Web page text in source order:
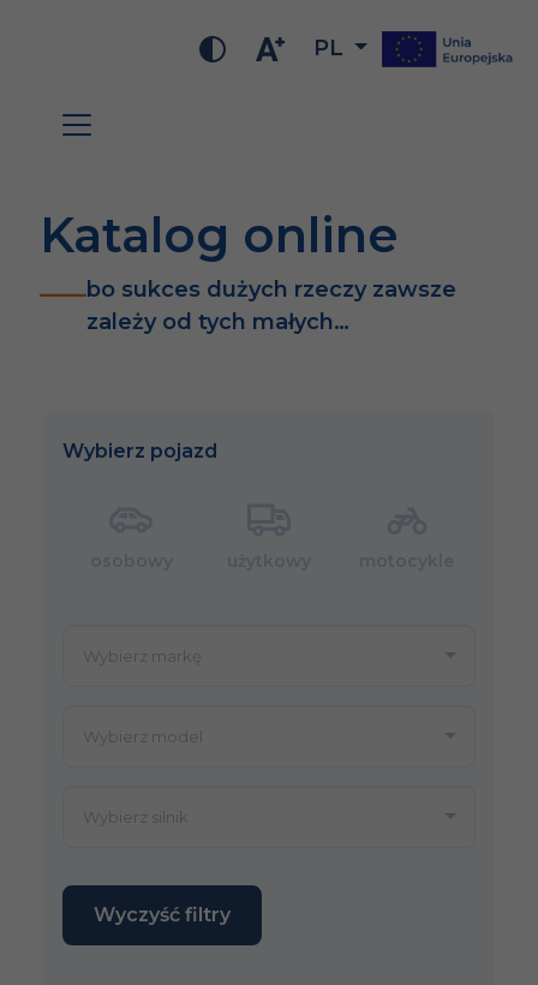
PL
Katalog online
bo sukces dużych rzeczy zawsze
zależy od tych małych…
Wybierz pojazd
Wyczyść filtry